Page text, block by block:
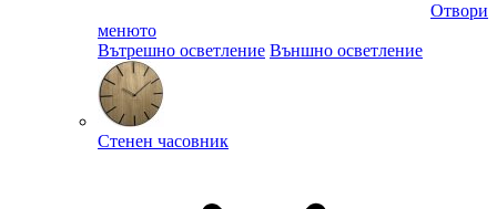
Отвори
менюто
Вътрешно осветление Външно осветление
Стенен часовник